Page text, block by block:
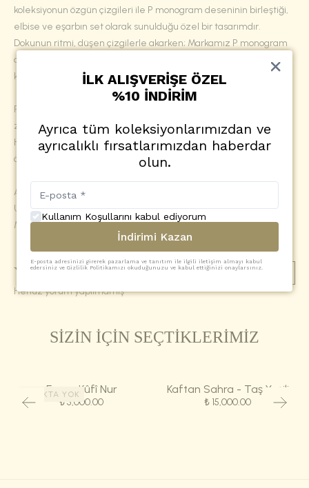
koleksiyonun özgün çizgileri ile P monogram deseninin birleştiği,
elbise ve eşarbın set olarak sunulduğu özel bir tasarımdır.
Dokunun ritmi, düşen çizgilerle akarken; Markamız P monogram
deseni, parçalara imza niteliğinde modern ve zarif bir kimlik
kazandırır.
P monogram sadece bir desen değil; kimliği, duruşu ve zamansız
zarafeti taşıyan bir imza.
Her detay, sadeliğin içinde derinliği; gündelik olanın içinde
özgünlüğü hatırlatır.
Akışkan silueti, rahat kesimi ve nefes alan dokusu ile ibadet,
Umre ve içe dönüş anlarında huzurlu bir deneyim sunar.
Modern çizgileri ile şehir yaşamında da rahatlıkla kullanılabilir.
Yorumlar(0)
Henüz yorum yapılmamış
SİZİN İÇİN SEÇTİKLERİMİZ
STOKTA YOK
Eşarp-Kûfî Nur
₺ 5,000.00
Kaftan Sahra - Taş Yeşili
₺ 15,000.00
İLK ALIŞVERİŞE ÖZEL
%10 İNDİRİM
Ayrıca tüm koleksiyonlarımızdan ve
ayrıcalıklı fırsatlarımızdan haberdar
olun.
Kullanım Koşullarını kabul ediyorum
İndirimi Kazan
E-posta adresinizi girerek pazarlama ve tanıtım ile ilgili iletişim almayı kabul
edersiniz ve Gizlilik Politikamızı okuduğunuzu ve kabul ettiğinizi onaylarsınız.